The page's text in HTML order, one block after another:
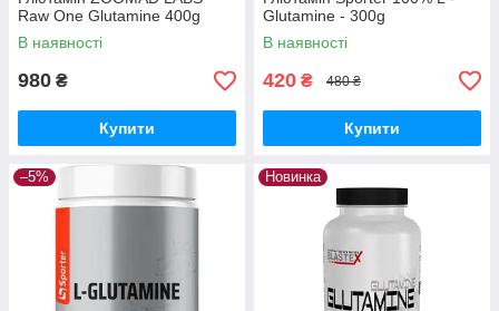
Raw One Glutamine 400g
В наявності
980 ₴
Купити
Glutamine - 300g
В наявності
420 ₴ 480 ₴
Купити
–5% Новинка